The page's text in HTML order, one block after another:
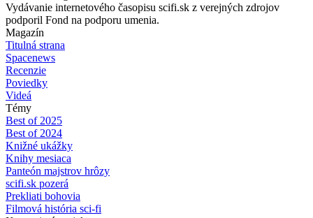
Vydávanie internetového časopisu scifi.sk z verejných zdrojov
podporil Fond na podporu umenia.
Magazín
Titulná strana
Spacenews
Recenzie
Poviedky
Videá
Témy
Best of 2025
Best of 2024
Knižné ukážky
Knihy mesiaca
Panteón majstrov hrôzy
scifi.sk pozerá
Prekliati bohovia
Filmová história sci-fi